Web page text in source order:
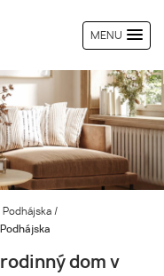
MENU
/
dom v